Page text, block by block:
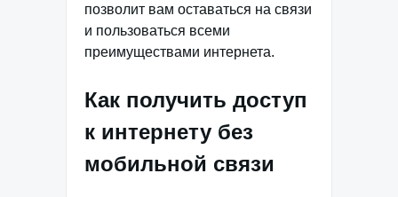
позволит вам оставаться на связи
и пользоваться всеми
преимуществами интернета.
Как получить доступ
к интернету без
мобильной связи